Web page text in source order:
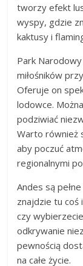
tworzy efekt
wyspy, gdzie
kaktusy i
Park Narodowy
miłośników
Oferuje on
lodowce.
podziwiać
Warto również
aby poczuć
regionalnymi
Andes są
znajdzie tu coś
czy
odkrywanie
pewnością
na całe życie.